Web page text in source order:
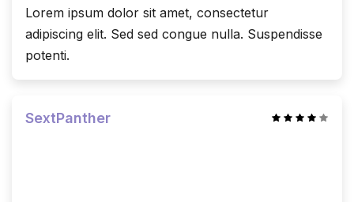
Lorem ipsum dolor sit amet, consectetur
adipiscing elit. Sed sed congue nulla. Suspendisse
potenti.
SextPanther